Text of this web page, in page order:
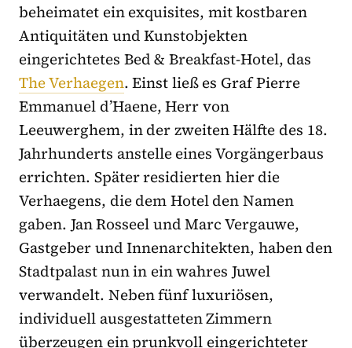
beheimatet ein exquisites, mit kostbaren
Antiquitäten und Kunstobjekten
eingerichtetes Bed & Breakfast-Hotel, das
The Verhaegen. Einst ließ es Graf Pierre
Emmanuel d’Haene, Herr von
Leeuwerghem, in der zweiten Hälfte des 18.
Jahrhunderts anstelle eines Vorgängerbaus
errichten. Später residierten hier die
Verhaegens, die dem Hotel den Namen
gaben. Jan Rosseel und Marc Vergauwe,
Gastgeber und Innenarchitekten, haben den
Stadtpalast nun in ein wahres Juwel
verwandelt. Neben fünf luxuriösen,
individuell ausgestatteten Zimmern
überzeugen ein prunkvoll eingerichteter